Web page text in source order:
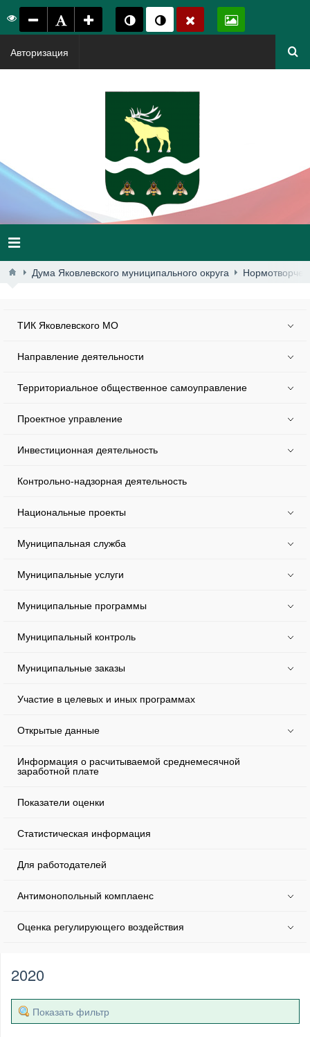
Авторизация
Дума Яковлевского муниципального округа
ТИК Яковлевского МО
Направление деятельности
Территориальное общественное самоуправление
Проектное управление
Инвестиционная деятельность
Контрольно-надзорная деятельность
Национальные проекты
Муниципальная служба
Муниципальные услуги
Муниципальные программы
Муниципальный контроль
Муниципальные заказы
Участие в целевых и иных программах
Открытые данные
Информация о расчитываемой среднемесячной
заработной плате
Показатели оценки
Статистическая информация
Для работодателей
Антимонопольный комплаенс
Оценка регулирующего воздействия
2020
Показать фильтр